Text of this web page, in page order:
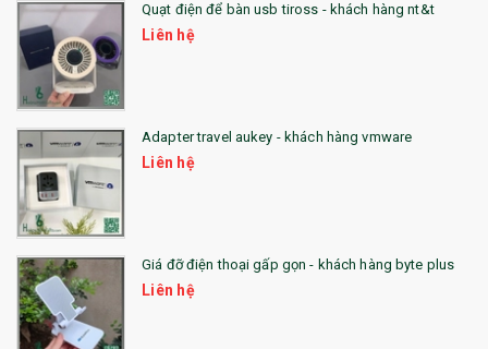
QUÀ TẶNG KHUYẾN MẠI
QUÀ TẶNG SX NHANH
QUÀ TẶNG HỘI THẢO
QUÀ TẶNG CÔNG NGHỆ
SẢN PHẨM ĐÃ THỰC HIỆN
QUÀ TẶNG SỨC KHỎE
SẢN PHẨM MỚI 2021
Sổ Sạc Đa Năng
Quạt điện để bàn usb tiross - khách hàng nt&t
Liên hệ
Adapter travel aukey - khách hàng vmware
Liên hệ
Giá đỡ điện thoại gấp gọn - khách hàng byte plus
Liên hệ